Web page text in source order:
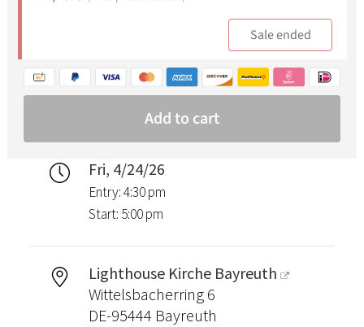
Fri, 4/24/26
Entry: 4:30 pm
Start: 5:00 pm
Lighthouse Kirche Bayreuth
Wittelsbacherring 6
DE-95444 Bayreuth